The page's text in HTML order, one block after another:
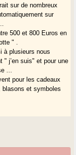
sur de nombreux
sur
500 et 800 Euros en
" .
à plusieurs nous
" j’en suis" et pour une
...
pour les cadeaux
blasons et symboles